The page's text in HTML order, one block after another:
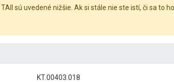
sú uvedené nižšie. Ak si stále nie ste istí, či sa to
KT.00403.018